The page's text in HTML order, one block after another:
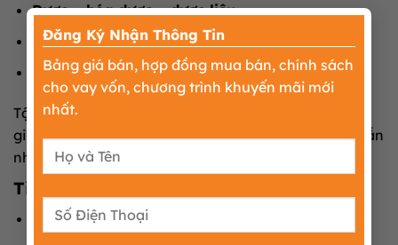
Đăng Ký Nhận Thông Tin
Bảng giá bán, hợp đồng mua bán, chính sách
cho vay vốn, chương trình khuyến mãi mới
nhất.
×
Dược – hóa dược – dược liệu
Vật liệu xây dựng
Kho bãi, logistics, nhà xưởng cho thuê
Tập trung vào công nghiệp sạch, giá trị gia tăng cao
giúpCCN Vân Du – Quang Vinh – Hưng Yênhấp dẫn
nhiều phân khúc doanh nghiệp FDI và nội địa.
Tiến độ triển khai – cam kết bàn giao
Quý I/2025:cam kết